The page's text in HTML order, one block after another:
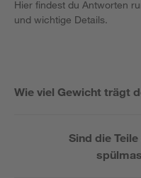
Hier findest du Antworten
und wichtige Details.
Wie viel Gewicht trägt
Sind die